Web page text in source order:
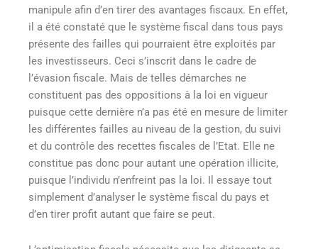
manipule afin d’en tirer des avantages fiscaux. En effet,
il a été constaté que le système fiscal dans tous pays
présente des failles qui pourraient être exploités par
les investisseurs. Ceci s’inscrit dans le cadre de
l’évasion fiscale. Mais de telles démarches ne
constituent pas des oppositions à la loi en vigueur
puisque cette dernière n’a pas été en mesure de limiter
les différentes failles au niveau de la gestion, du suivi
et du contrôle des recettes fiscales de l’Etat. Elle ne
constitue pas donc pour autant une opération illicite,
puisque l’individu n’enfreint pas la loi. Il essaye tout
simplement d’analyser le système fiscal du pays et
d’en tirer profit autant que faire se peut.